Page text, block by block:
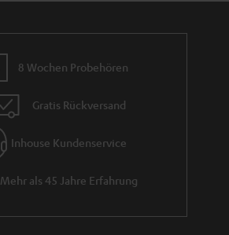
8 Wochen Probehören
Gratis Rückversand
Inhouse Kundenservice
Mehr als 45 Jahre Erfahrung